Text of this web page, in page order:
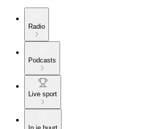
Radio
Podcasts
Live sport